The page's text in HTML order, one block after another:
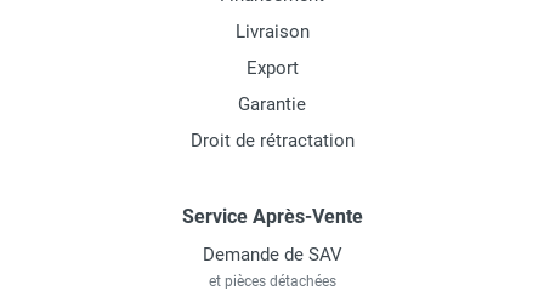
Livraison
Export
Garantie
Droit de rétractation
Service Après-Vente
Demande de SAV
et pièces détachées